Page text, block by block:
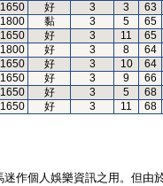
1650 好 3 3
63
1800 黏 3 5
65
1650 好 3 11
65
1800 好 3 8
64
1650 好 3 10
64
1650 好 3 9
66
1650 好 3 5
68
1650 好 3 11 68
作個人娛樂資訊之用。但